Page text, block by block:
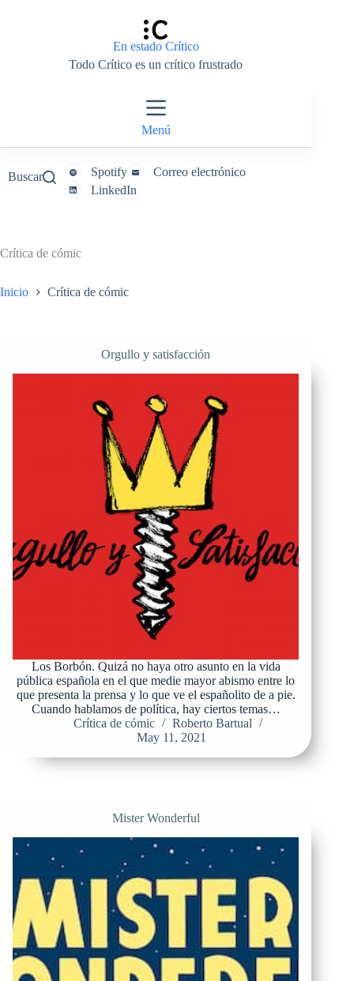
En estado Crítico
Todo Crítico es un crítico frustrado
Menú
Buscar Spotify
Correo electrónico
LinkedIn
Crítica de cómic
Inicio Crítica de cómic
Orgullo y satisfacción
Los Borbón. Quizá no haya otro asunto en la vida
pública española en el que medie mayor abismo entre lo
que presenta la prensa y lo que ve el españolito de a pie.
Cuando hablamos de política, hay ciertos temas…
Crítica de cómic
Roberto Bartual
May 11, 2021
Mister Wonderful